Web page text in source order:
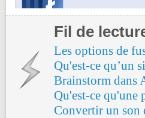
Fil de
Les options de
Qu'est-ce qu’un
Brainstorm dans
Qu'est-ce qu'une
Convertir un son